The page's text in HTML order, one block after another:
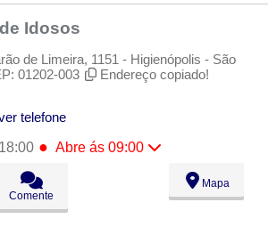
Idosos
de Limeira, 1151 - Higienópolis - São
01202-003
Endereço copiado!
telefone
● Abre ás 09:00
- 18:00
- 18:00
- 18:00
Comente
Mapa